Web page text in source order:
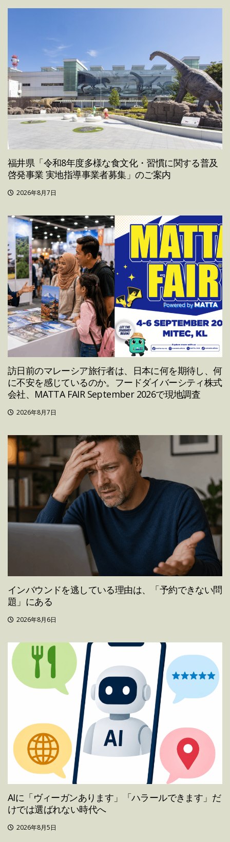
福井県「令和8年度多様な食文化・習慣に関する普及
啓発事業 実地指導事業者募集」のご案内
2026年8月7日
訪日前のマレーシア旅行者は、日本に何を期待し、何
に不安を感じているのか。フードダイバーシティ株式
会社、MATTA FAIR September 2026で現地調査
2026年8月7日
インバウンドを逃している理由は、「予約できない問
題」にある
2026年8月6日
AIに「ヴィーガンあります」「ハラールできます」だ
けでは選ばれない時代へ
2026年8月5日